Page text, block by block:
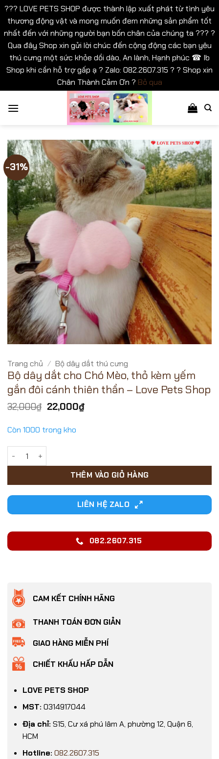
??? LOVE PETS SHOP được thành lập xuất phát từ tình yêu
thương động vật và mong muốn đem những sản phẩm tốt
nhất đến với những người bạn bốn chân của chúng ta ??? ?
Qua đây Shop xin gửi lời chúc đến cộng động các bạn yêu
thú cưng một sức khỏe dồi dào, An lành, Hạnh phúc ☎ Ib
Shop khi cần hỗ trợ gấp ạ ? Zalo: 082.2607.315 ? ? Shop xin
Chân Thành Cảm Ơn ? Bỏ qua
qua
-31%
Trang chủ / Bộ dây dắt thú cưng
Bộ dây dắt cho Chó Mèo, thỏ kèm yếm
gắn đôi cánh thiên thần – Love Pets Shop
32,000₫ Giá
32,000₫.
22,000₫Giá
Còn 1000 trong kho
THÊM VÀO GIỎ HÀNG
LIÊN HỆ ZALO
082.2607.315
CAM KẾT CHÍNH HÃNG
THANH TOÁN ĐƠN GIẢN
GIAO HÀNG MIỄN PHÍ
CHIẾT KHẤU HẤP DẪN
LOVE PETS SHOP
MST: 0314917044
Địa chỉ: S15, Cư xá phú lâm A, phường 12, Quận 6,
HCM
Hotline: 082.2607.315